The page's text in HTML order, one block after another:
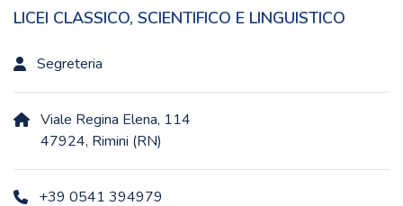
LICEI CLASSICO, SCIENTIFICO E LINGUISTICO
Segreteria
Viale Regina Elena, 114
47924, Rimini (RN)
+39 0541 394979